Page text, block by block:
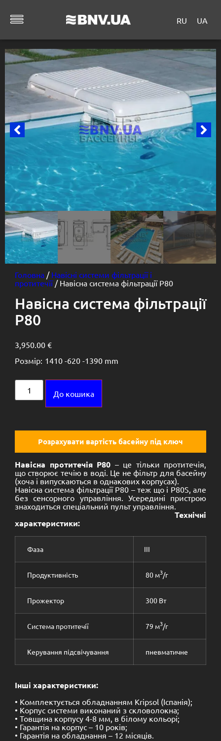
RU UA
Головна / Навісні системи фільтрації і
протитечїї/ Навісна система фільтрації P80
Навісна система фільтрації
P80
3,950.00 €
Розмір: 1410 -620 -1390 mm
До кошика
Розрахувати вартість басейну під ключ
Навісна протитечія P80 – це тільки протитечія,
що створює течію в воді. Це не фільтр для басейну
(хоча і випускаються в однакових корпусах).
Навісна система фільтрації P80 – теж що і P80S, але
без сенсорного управління. Усередині пристрою
знаходиться спеціальний пульт управління.
Технічні
характеристики:
Фаза III
Продуктивність 80 м3/г
Прожектор 300 Вт
Система протитечії 79 м3/г
Керування підсвічування пневматичне
Інші характеристики:
• Комплектується обладнанням Kripsol (Іспанія);
• Корпус системи виконаний з скловолокна;
• Товщина корпусу 4-8 мм, в білому кольорі;
• Гарантія на корпус – 10 років;
• Гарантія на обладнання – 12 місяців.